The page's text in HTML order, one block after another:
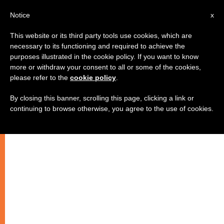
ممارسة الأبحاث على الأجنة عمل غير
أخلاقي
x
Notice
This website or its third party tools use cookies, which are
necessary to its functioning and required to achieve the
purposes illustrated in the cookie policy. If you want to know
more or withdraw your consent to all or some of the cookies,
please refer to the cookie policy
By closing this banner, scrolling this page, clicking a link or
continuing to browse otherwise, you agree to the use of cookies.